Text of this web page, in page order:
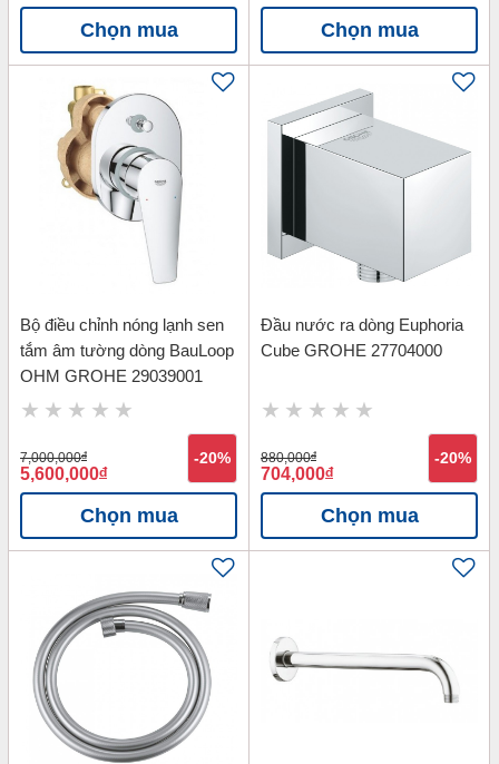
Chọn mua Chọn mua
Bộ điều chỉnh nóng lạnh sen
tắm âm tường dòng BauLoop
OHM GROHE 29039001
7,000,000đ
5,600,000đ
-20%
Chọn mua
Đầu nước ra dòng Euphoria
Cube GROHE 27704000
880,000đ
704,000đ
-20%
Chọn mua